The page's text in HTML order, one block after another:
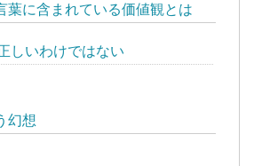
葉に含まれている価値観とは
しいわけではない
幻想